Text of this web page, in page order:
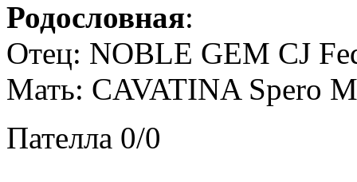
Родословная:
Отец: NOBLE GEM CJ
Мать: CAVATINA Spero
Пателла 0/0